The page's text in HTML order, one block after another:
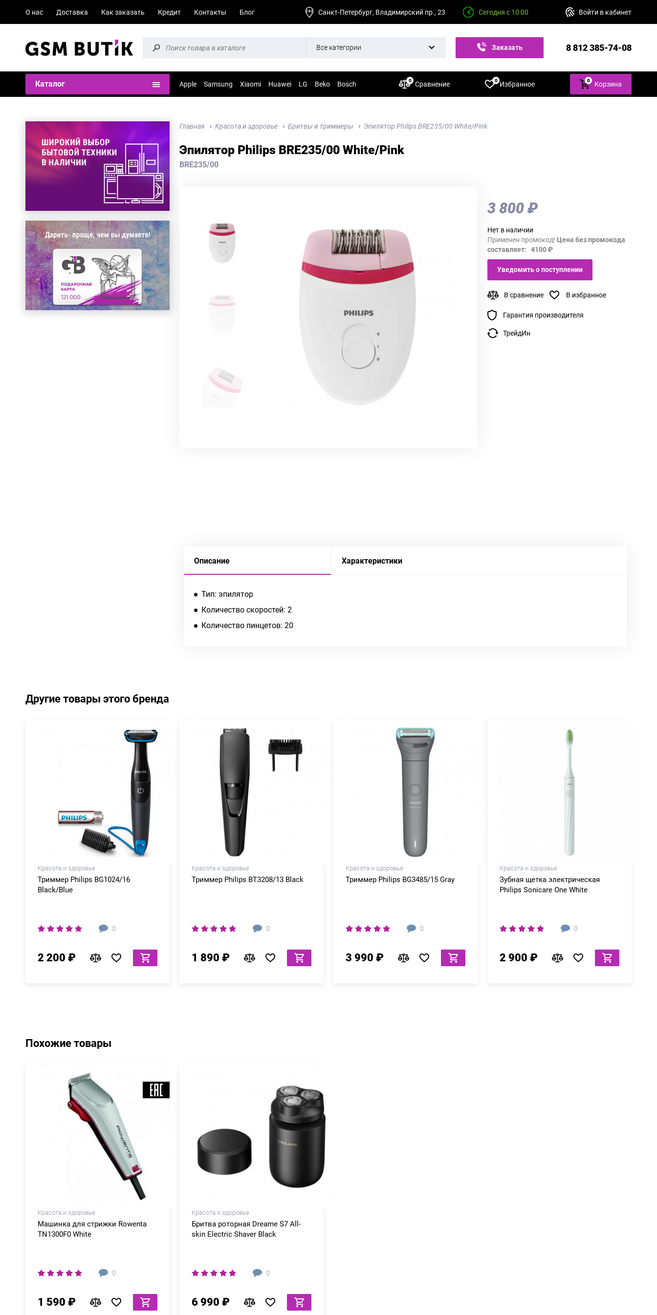
О нас Доставка Как заказать Кредит Контакты Блог Санкт-Петербург, Владимирский пр., 23 Сегодня с 10:00 Войти в кабинет
Все категории Заказать 8 812 385-74-08
Каталог Apple Samsung Xiaomi Huawei LG Beko Bosch Сравнение
0 Избранное
0 0 Корзина
Главная Красота и здоровье Бритвы и триммеры Эпилятор Philips BRE235/00 White/Pink
Эпилятор Philips BRE235/00 White/Pink
BRE235/00
3 800 ₽
Нет в наличии
Применен промокод! Цена без промокода
составляет: 4100 ₽
Уведомить о поступлении
В сравнение В избранное
Гарантия производителя
ТрейдИн
Описание Характеристики
Тип: эпилятор
Количество скоростей: 2
Количество пинцетов: 20
Другие товары этого бренда
Красота и здоровье
Триммер Philips BG1024/16
Black/Blue
0
2 200 ₽
Красота и здоровье
Триммер Philips BT3208/13 Black
0
1 890 ₽
Красота и здоровье
Триммер Philips BG3485/15 Gray
0
3 990 ₽
Красота и здоровье
Зубная щетка электрическая
Philips Sonicare One White
0
2 900 ₽
Похожие товары
Красота и здоровье
Машинка для стрижки Rowenta
TN1300F0 White
0
1 590 ₽
Красота и здоровье
Бритва роторная Dreame S7 All-
skin Electric Shaver Black
0
6 990 ₽